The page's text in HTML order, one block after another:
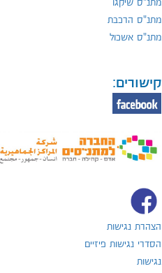
מתנ"ס שיקגו
מתנ"ס הרכבת
מתנ"ס אשכול
קישורים:
הצהרת נגישות
הסדרי נגישות פיזיים
נגישות